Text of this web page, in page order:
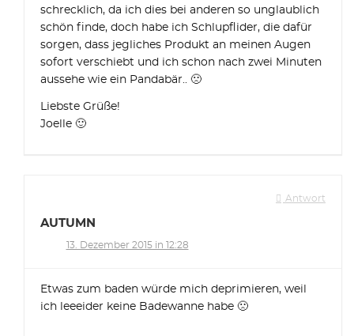
schrecklich, da ich dies bei anderen so unglaublich
schön finde, doch habe ich Schlupflider, die dafür
sorgen, dass jegliches Produkt an meinen Augen
sofort verschiebt und ich schon nach zwei Minuten
aussehe wie ein Pandabär.. 🙁
Liebste Grüße!
Joelle 🙂
Antwort
AUTUMN
13. Dezember 2015 in 12:28
Etwas zum baden würde mich deprimieren, weil
ich leeeider keine Badewanne habe 🙁